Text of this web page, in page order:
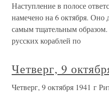
Наступление в полосе
намечено на 6 октября. Оно
самым тщательным
русских кораблей по
Четверг, 9
Четверг, 9 октября 1941 г